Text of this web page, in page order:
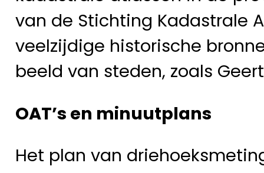
van de Stichting Kadastrale
veelzijdige historische
beeld van steden, zoals
OAT’s en minuutplans
Het plan van